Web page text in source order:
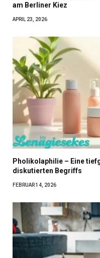
am Berliner Kiez
APRIL 23, 2026
Pholikolaphilie – Eine
diskutierten Begriffs
FEBRUAR 14, 2026